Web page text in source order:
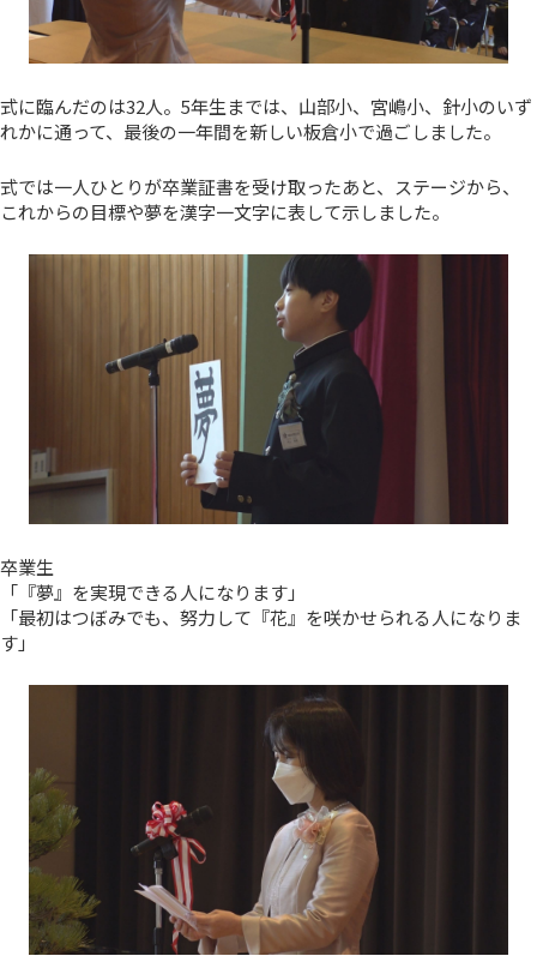
式に臨んだのは32人。5年生までは、山部小、宮嶋小、針小のいず
れかに通って、最後の一年間を新しい板倉小で過ごしました。
式では一人ひとりが卒業証書を受け取ったあと、ステージから、
これからの目標や夢を漢字一文字に表して示しました。
卒業生
「『夢』を実現できる人になります」
「最初はつぼみでも、努力して『花』を咲かせられる人になりま
す」